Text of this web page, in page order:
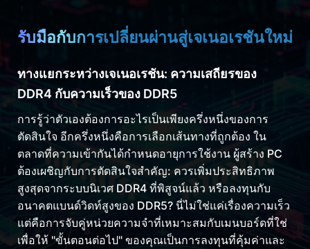
รับมือกับการเปลี่ยนผ่านสู่เจเนอเรชันใหม่
ทางแยกระหว่างเจเนอเรชัน: ความเสถียรของ
DDR4 กับความเร็วของ DDR5
การรู้ว่าตัวเองต้องการอะไรเป็นเพียงครึ่งหนึ่งของการ
ตัดสินใจ อีกครึ่งหนึ่งคือการเลือกเส้นทางที่ถูกต้อง ใน
ตลาดที่ความเข้ากันได้กำหนดอายุการใช้งาน ผู้สร้าง PC
ต้องเผชิญกับการตัดสินใจสำคัญ: ควรเพิ่มประสิทธิภาพ
สูงสุดจากระบบนิเวศ DDR4 ที่พิสูจน์แล้ว หรือลงทุนกับ
อนาคตแบนด์วิดท์สูงของ DDR5? นี่ไม่ใช่แค่เรื่องความเร็ว
แต่คือการจับคู่หน่วยความจำที่เหมาะสมกับเมนบอร์ดที่ใช่
เพื่อให้ "ขั้นตอนต่อไป" ของคุณเป็นการลงทุนที่คุ้มค่าและ